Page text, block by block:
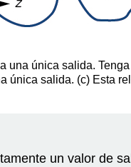
una única salida.
única salida. (c) Esta
un valor de